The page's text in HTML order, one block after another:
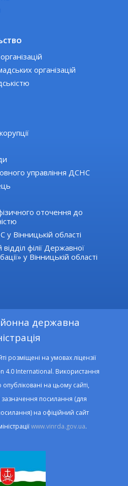
організацій
управління ДСНС
оточення до
Вінницькій області
філії Державної
у Вінницькій області
державна
розміщені на умовах ліцензії
4.0 International. Використання
на цьому сайті,
зазначення посилання (для
на офіційний сайт
www.vinrda.gov.ua.